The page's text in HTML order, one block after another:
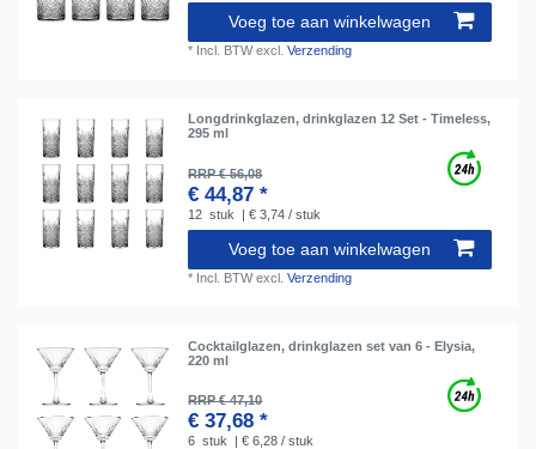
Voeg toe aan winkelwagen
* Incl. BTWexcl.Verzending
Longdrinkglazen, drinkglazen 12 Set - Timeless,
295 ml
RRP € 56,08
€ 44,87 *
12 stuk | € 3,74 / stuk
Voeg toe aan winkelwagen
* Incl. BTWexcl.Verzending
Cocktailglazen, drinkglazen set van 6 - Elysia,
220 ml
RRP € 47,10
€ 37,68 *
6 stuk | € 6,28 / stuk